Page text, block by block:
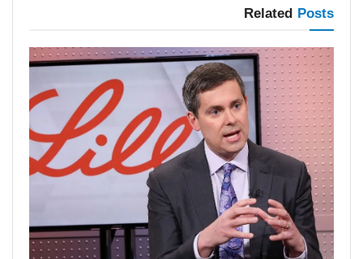
Related Posts